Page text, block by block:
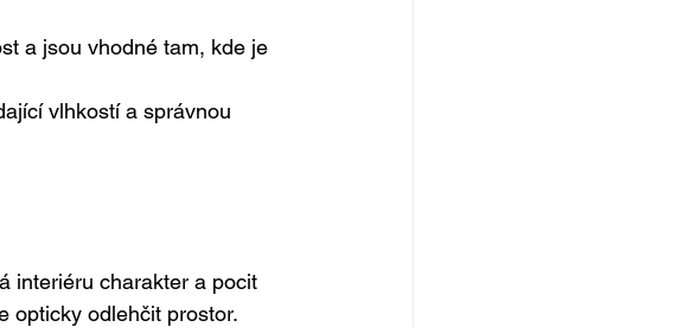
a jsou vhodné tam, kde je
vlhkostí a správnou
interiéru charakter a pocit
opticky odlehčit prostor.